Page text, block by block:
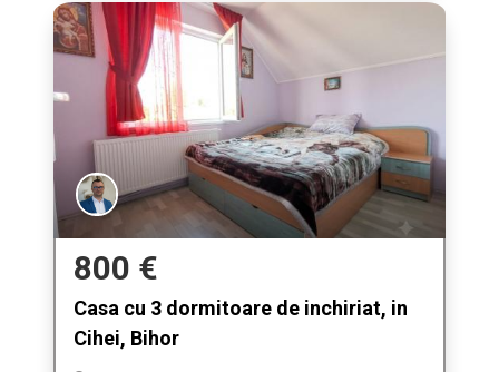
800 €
Casa cu 3 dormitoare de inchiriat, in
Cihei, Bihor